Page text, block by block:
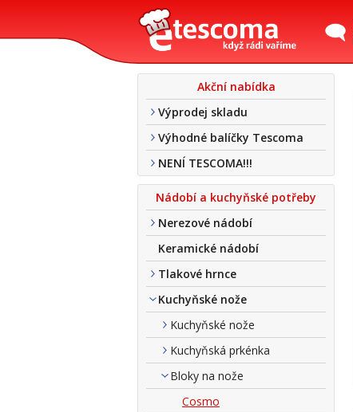
Akční nabídka
Výprodej skladu
Výhodné balíčky Tescoma
NENÍ TESCOMA!!!
Nádobí a kuchyňské potřeby
Nerezové nádobí
Keramické nádobí
Tlakové hrnce
Kuchyňské nože
Kuchyňské nože
Kuchyňská prkénka
Bloky na nože
Cosmo